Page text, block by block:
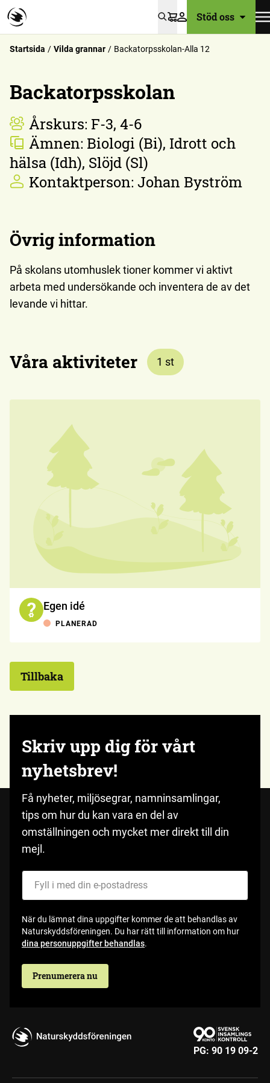
VarukorgStöd oss
Startsida Vilda grannar Backatorpsskolan-Alla 12
Backatorpsskolan
Årskurs: F-3, 4-6
Ämnen: Biologi (Bi), Idrott och
hälsa (Idh), Slöjd (Sl)
Kontaktperson: Johan Byström
Övrig information
På skolans utomhuslek tioner kommer vi aktivt
arbeta med undersökande och inventera de av det
levande vi hittar.
Våra aktiviteter 1 st
Egen idé
PLANERAD
Tillbaka
Skriv upp dig för vårt
nyhetsbrev!
Få nyheter, miljösegrar, namninsamlingar,
tips om hur du kan vara en del av
omställningen och mycket mer direkt till din
mejl.
När du lämnat dina uppgifter kommer de att behandlas av
Naturskyddsföreningen. Du har rätt till information om hur
dina personuppgifter behandlas.
Prenumerera nu
PG: 90 19 09-2